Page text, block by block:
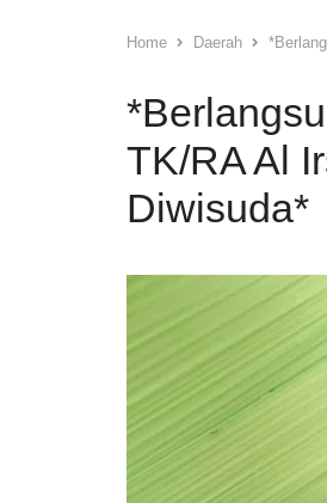
Home Daerah
TK/RA Al
Diwisuda*